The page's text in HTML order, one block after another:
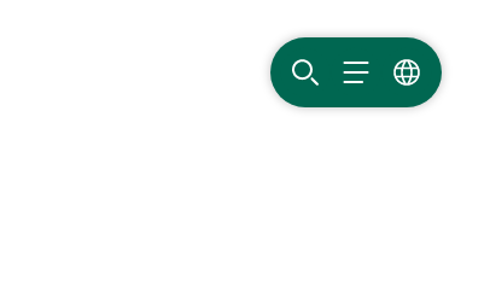
PESQUISAR
MENUIDIOMA